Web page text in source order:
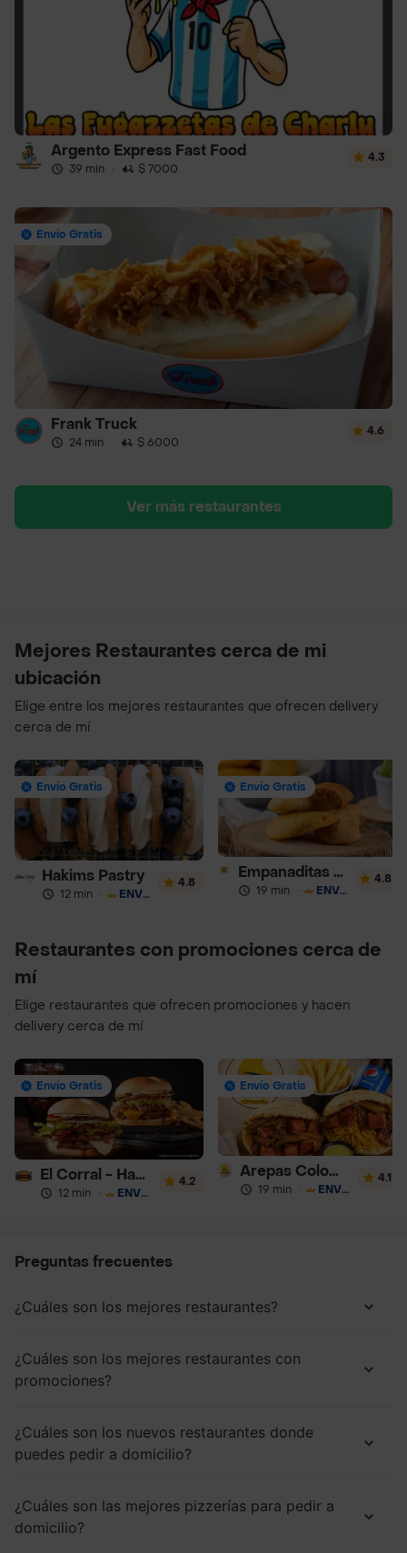
Argento Express Fast Food
39 min · $ 7000
4.3
Envío Gratis
Frank Truck
24 min · $ 6000
4.6
Ver más restaurantes
Mejores Restaurantes cerca de mi
ubicación
Elige entre los mejores restaurantes que ofrecen delivery
cerca de mí
Envío Gratis
Hakims Pastry
12 min · ENVÍO GRATIS
4.8
Envío Gratis
Empanaditas de Pipian - Empanadas
19 min · ENVÍO GRATIS
4.8
Restaurantes con promociones cerca de
mí
Elige restaurantes que ofrecen promociones y hacen
delivery cerca de mí
Envío Gratis
El Corral - Hamburguesa
12 min · ENVÍO GRATIS
4.2
Envío Gratis
Arepas Colombianas Premium
19 min · ENVÍO GRATIS
4.1
Preguntas frecuentes
¿Cuáles son los mejores restaurantes?
¿Cuáles son los mejores restaurantes con
promociones?
¿Cuáles son los nuevos restaurantes donde
puedes pedir a domicilio?
¿Cuáles son las mejores pizzerías para pedir a
domicilio?